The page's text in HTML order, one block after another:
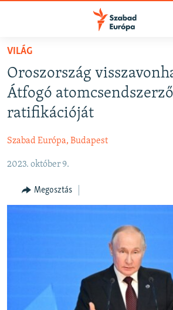
Akadálymentes
Ugrás
fő
oldalra
Ugrás
tartalomjegyzékre
AKTUÁLIS
PODCASTOK
ELEMZŐ
NER15
SZABADON
VILÁG
Oroszország
Átfogó
ratifikációját
Szabad Európa, Budapest
2023. október 9.
Megosztás
FELIRATKOZÁS
Spotify